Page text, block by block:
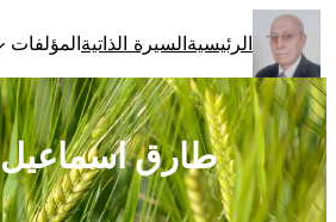
تخطى
إلى
المحتوى
الرئيسيةالسيرة الذاتيةالمؤلفات
طارق اسماعيل